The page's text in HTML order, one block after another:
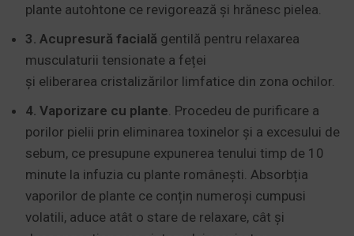
plante autohtone ce revigorează și hrănesc pielea.
3. Acupresură facială gentilă pentru relaxarea
musculaturii tensionate a feței
și eliberarea cristalizărilor limfatice din zona ochilor.
4. Vaporizare cu plante . Procedeu de purificare a
porilor pielii prin eliminarea toxinelor și a excesului de
sebum, ce presupune expunerea tenului timp de 10
minute la infuzia cu plante românești. Absorbția
vaporilor de plante ce conțin numeroși cumpusi
volatili, aduce atât o stare de relaxare, cât și